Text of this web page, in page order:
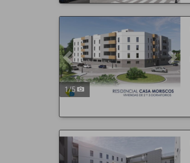
Next
1/5
Previous Next